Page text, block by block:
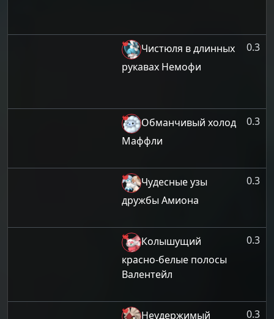
Чистюля в длинных
рукавах Немофи
0.3
Обманчивый холод
Маффли
0.3
Чудесные узы
дружбы Амиона
0.3
Колышущий
красно-белые полосы
Валентейл
0.3
Неудержимый
0.3